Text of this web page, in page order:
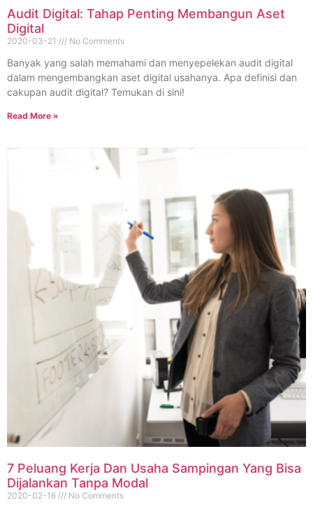
Audit Digital: Tahap Penting Membangun Aset
Digital
2020-03-21 No Comments
Banyak yang salah memahami dan menyepelekan audit digital
dalam mengembangkan aset digital usahanya. Apa definisi dan
cakupan audit digital? Temukan di sini!
Read More »
7 Peluang Kerja Dan Usaha Sampingan Yang Bisa
Dijalankan Tanpa Modal
2020-02-16 No Comments